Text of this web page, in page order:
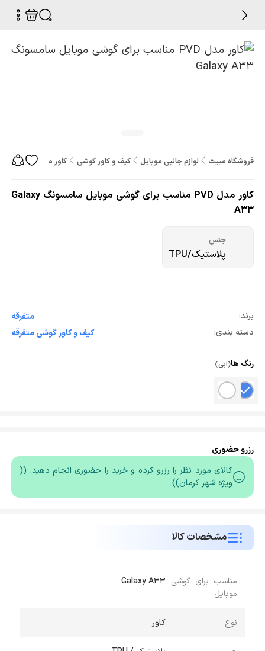
فروشگاه مبیت لوازم جانبی موبایل کیف و کاور گوشی کاور مدل PVD مناسب برای گوشی موبایل سامسونگ Galaxy A33
کاور مدل PVD مناسب برای گوشی موبایل سامسونگ Galaxy
A33
جنس
پلاستیک/TPU
برند:
متفرقه
دسته بندی:
کیف و کاور گوشی متفرقه
رنگ ها(آبی)
رزرو حضوری
کالای مورد نظر را رزرو کرده و خرید را حضوری انجام دهید. ((
ویژه شهر کرمان))
مشخصات کالا
مناسب برای گوشی
موبایل
Galaxy A33
نوع کاور